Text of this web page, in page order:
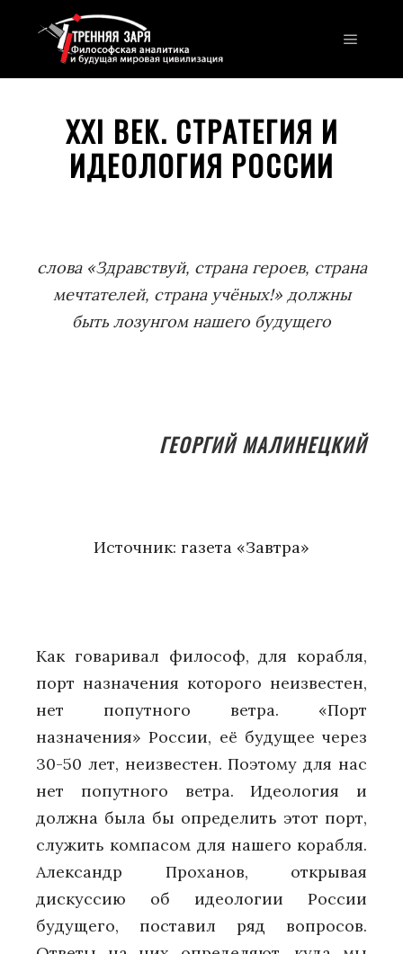
XXI ВЕК. СТРАТЕГИЯ И
ИДЕОЛОГИЯ РОССИИ
слова «Здравствуй, страна героев, страна
мечтателей, страна учёных!» должны
быть лозунгом нашего будущего
ГЕОРГИЙ МАЛИНЕЦКИЙ
Источник: газета «Завтра»
Как говаривал философ, для корабля,
порт назначения которого неизвестен,
нет попутного ветра. «Порт
назначения» России, её будущее через
30-50 лет, неизвестен. Поэтому для нас
нет попутного ветра. Идеология и
должна была бы определить этот порт,
служить компасом для нашего корабля.
Александр Проханов, открывая
дискуссию об идеологии России
будущего, поставил ряд вопросов.